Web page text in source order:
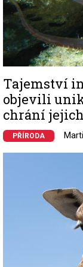
Tajemství
objevili
chrání
PŘÍRODA